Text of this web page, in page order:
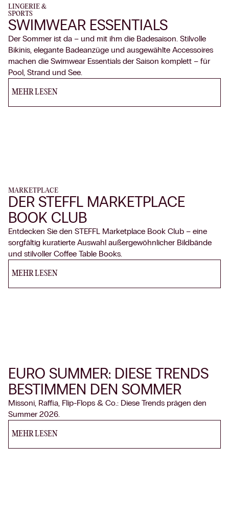
LINGERIE &
SPORTS
SWIMWEAR ESSENTIALS
Der Sommer ist da – und mit ihm die Badesaison. Stilvolle
Bikinis, elegante Badeanzüge und ausgewählte Accessoires
machen die Swimwear Essentials der Saison komplett – für
Pool, Strand und See.
MEHR LESEN
MARKETPLACE
DER STEFFL MARKETPLACE
BOOK CLUB
Entdecken Sie den STEFFL Marketplace Book Club – eine
sorgfältig kuratierte Auswahl außergewöhnlicher Bildbände
und stilvoller Coffee Table Books.
MEHR LESEN
EURO SUMMER: DIESE TRENDS
BESTIMMEN DEN SOMMER
Missoni, Raffia, Flip-Flops & Co.: Diese Trends prägen den
Summer 2026.
MEHR LESEN